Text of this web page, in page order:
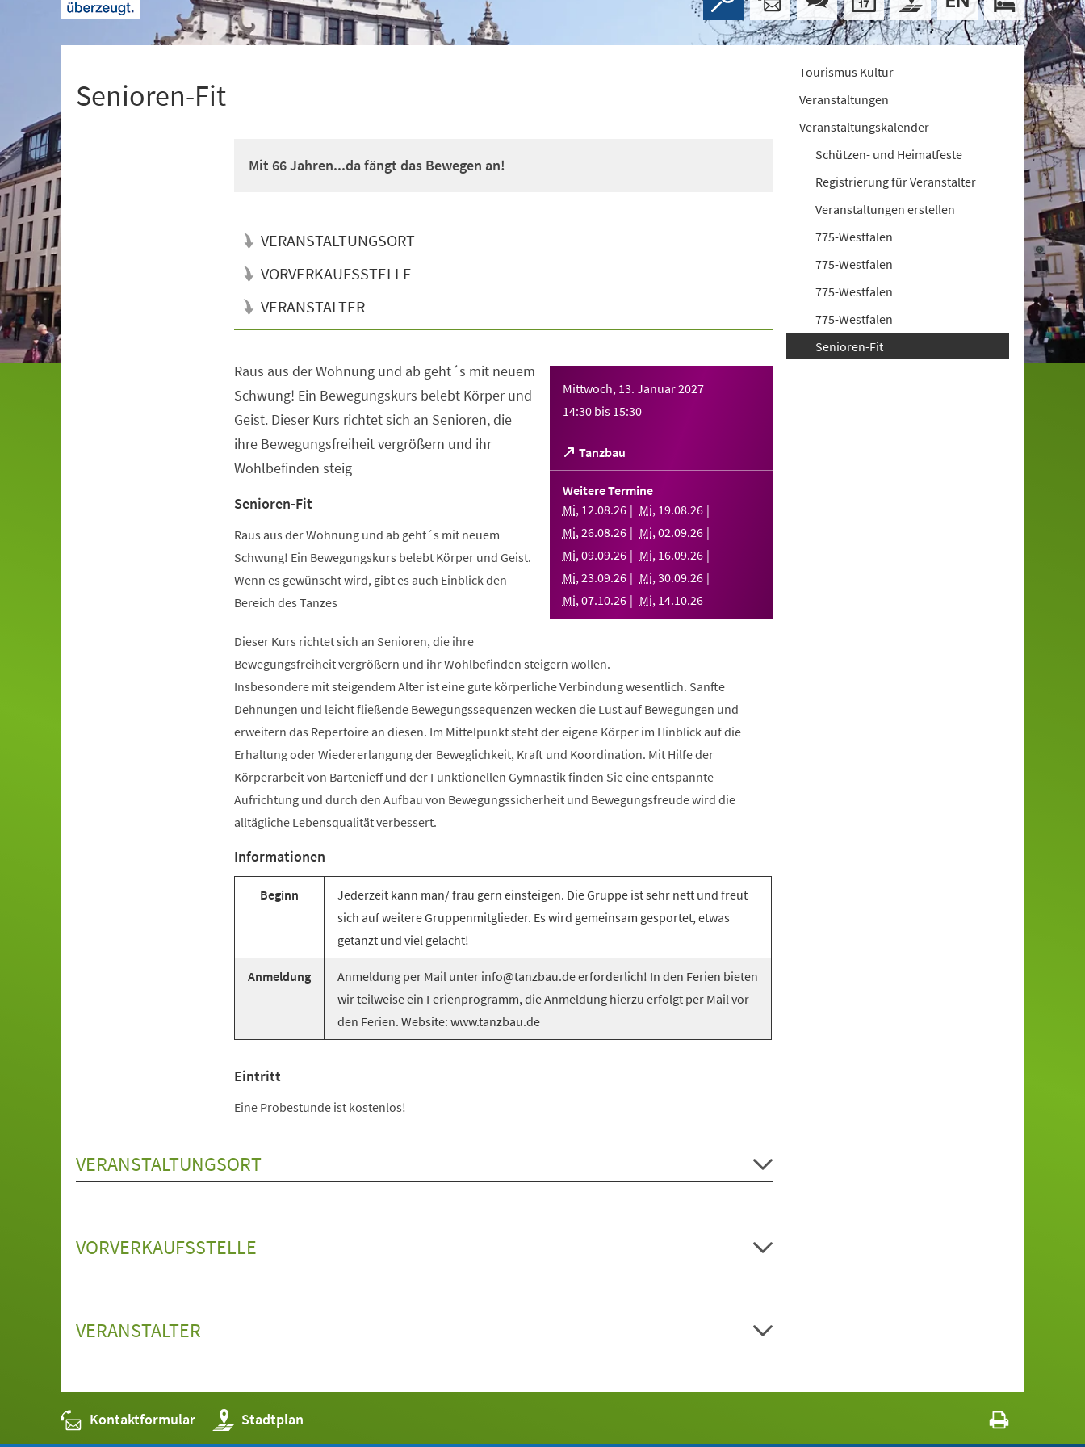
Senioren-Fit
Mit 66 Jahren...da fängt das Bewegen an!
VERANSTALTUNGSORT
VORVERKAUFSSTELLE
VERANSTALTER
Mittwoch, 13. Januar 2027
14:30 bis 15:30
Tanzbau
(Öffnet
in
einem
neuen
Tab)
Weitere Termine
Mi, 12.08.26 Mi, 19.08.26
Mi,26.08.26 Mi,02.09.26
Mi,09.09.26 Mi, 16.09.26
Mi,23.09.26 Mi,30.09.26
Mi,07.10.26 Mi, 14.10.26
Raus aus der Wohnung und ab geht´s mit neuem
Schwung! Ein Bewegungskurs belebt Körper und
Geist. Dieser Kurs richtet sich an Senioren, die
ihre Bewegungsfreiheit vergrößern und ihr
Wohlbefinden steig
Senioren-Fit
Raus aus der Wohnung und ab geht´s mit neuem
Schwung! Ein Bewegungskurs belebt Körper und Geist.
Wenn es gewünscht wird, gibt es auch Einblick den
Bereich des Tanzes
Dieser Kurs richtet sich an Senioren, die ihre
Bewegungsfreiheit vergrößern und ihr Wohlbefinden steigern wollen.
Insbesondere mit steigendem Alter ist eine gute körperliche Verbindung wesentlich. Sanfte
Dehnungen und leicht fließende Bewegungssequenzen wecken die Lust auf Bewegungen und
erweitern das Repertoire an diesen. Im Mittelpunkt steht der eigene Körper im Hinblick auf die
Erhaltung oder Wiedererlangung der Beweglichkeit, Kraft und Koordination. Mit Hilfe der
Körperarbeit von Bartenieff und der Funktionellen Gymnastik finden Sie eine entspannte
Aufrichtung und durch den Aufbau von Bewegungssicherheit und Bewegungsfreude wird die
alltägliche Lebensqualität verbessert.
Informationen
Beginn
Jederzeit kann man/ frau gern einsteigen. Die Gruppe ist sehr nett und freut
sich auf weitere Gruppenmitglieder. Es wird gemeinsam gesportet, etwas
getanzt und viel gelacht!
Anmeldung
Anmeldung per Mail unter info@tanzbau.de erforderlich! In den Ferien bieten
wir teilweise ein Ferienprogramm, die Anmeldung hierzu erfolgt per Mail vor
den Ferien. Website: www.tanzbau.de
Eintritt
Eine Probestunde ist kostenlos!
VERANSTALTUNGSORT
VORVERKAUFSSTELLE
VERANSTALTER
Tourismus Kultur
Veranstaltungen
Veranstaltungskalender
Schützen- und Heimatfeste
Registrierung für Veranstalter
Veranstaltungen erstellen
775-Westfalen
775-Westfalen
775-Westfalen
775-Westfalen
Senioren-Fit
Kontaktformular Stadtplan
(Öffnet
in